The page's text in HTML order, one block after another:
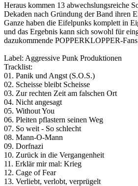
Heraus kommen 13 abwechslungsreiche
Dekaden nach Gründung der Band ihren
Ganze haben die Eifelpunks komplett in
und das Ergebnis kann sich sowohl für
dazukommende POPPERKLOPPER-Fans
Label: Aggressive Punk Produktionen
Tracklist:
01. Panik und Angst (S.O.S.)
02. Scheisse bleibt Scheisse
03. Zur rechten Zeit am falschen Ort
04. Nicht angesagt
05. Without You
06. Pleiten pflastern seinen Weg
07. So weit - So schlecht
08. Mann-O-Mann
09. Dorfnazi
10. Zurück in die Vergangenheit
11. Erklär mir mal: Krieg
12. Cage of Fear
13. Verliebt, verlobt, verprügelt